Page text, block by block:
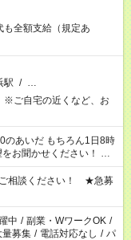
全額支給（規定あ
駅 / …
※ご自宅の近くなど、お
あいだ もちろん1日8時
お聞かせください！ ※
ご相談ください！ ★急募
中 / 副業・WワークOK /
量募集 / 電話対応なし / パ